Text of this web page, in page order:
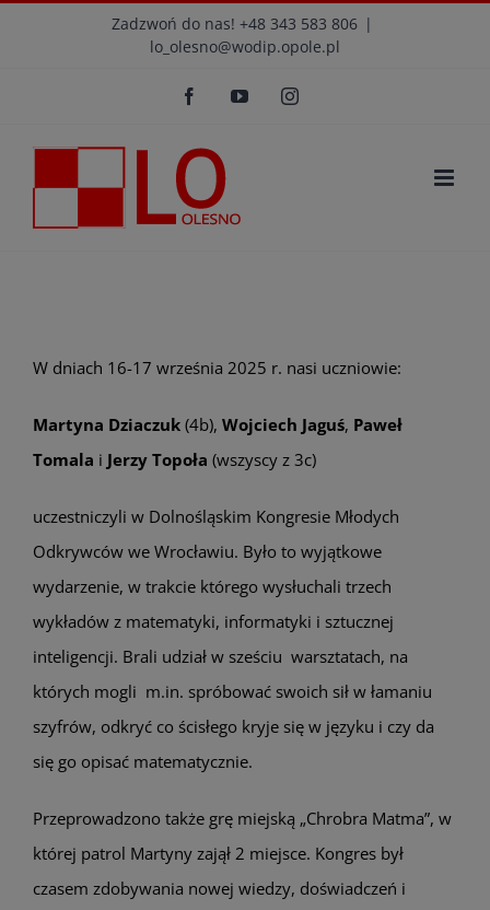
Zadzwoń do nas! +48 343 583 806 |
lo_olesno@wodip.opole.pl
FacebookYouTubeInstagram
W dniach 16-17 września 2025 r. nasi uczniowie:
Martyna Dziaczuk (4b), Wojciech Jaguś, Paweł
Tomala i Jerzy Topoła (wszyscy z 3c)
uczestniczyli w Dolnośląskim Kongresie Młodych
Odkrywców we Wrocławiu. Było to wyjątkowe
wydarzenie, w trakcie którego wysłuchali trzech
wykładów z matematyki, informatyki i sztucznej
inteligencji. Brali udział w sześciu warsztatach, na
których mogli m.in. spróbować swoich sił w łamaniu
szyfrów, odkryć co ścisłego kryje się w języku i czy da
się go opisać matematycznie.
Przeprowadzono także grę miejską „Chrobra Matma”, w
której patrol Martyny zajął 2 miejsce. Kongres był
czasem zdobywania nowej wiedzy, doświadczeń i
modal-check